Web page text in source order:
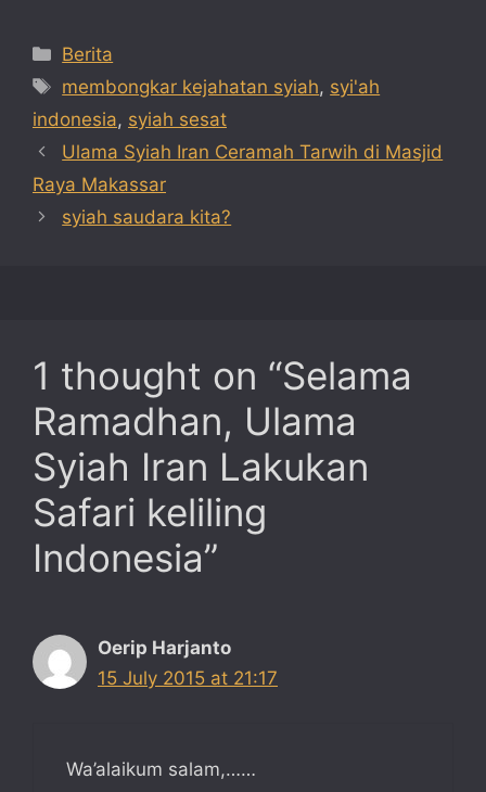
Categories
Berita
Tags
membongkar kejahatan syiah, syi'ah
indonesia, syiah sesat
Ulama Syiah Iran Ceramah Tarwih di Masjid
Raya Makassar
syiah saudara kita?
1 thought on “Selama
Ramadhan, Ulama
Syiah Iran Lakukan
Safari keliling
Indonesia”
Oerip Harjanto
15 July 2015 at 21:17
Wa’alaikum salam,……